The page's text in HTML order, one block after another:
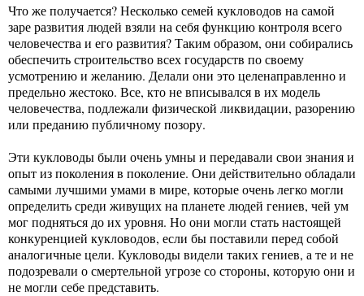
Что же получается? Несколько семей кукловодов на самой
заре развития людей взяли на себя функцию контроля всего
человечества и его развития? Таким образом, они собирались
обеспечить строительство всех государств по своему
усмотрению и желанию. Делали они это целенаправленно и
предельно жестоко. Все, кто не вписывался в их модель
человечества, подлежали физической ликвидации, разорению
или преданию публичному позору.
Эти кукловоды были очень умны и передавали свои знания и
опыт из поколения в поколение. Они действительно обладали
самыми лучшими умами в мире, которые очень легко могли
определить среди живущих на планете людей гениев, чей ум
мог подняться до их уровня. Но они могли стать настоящей
конкуренцией кукловодов, если бы поставили перед собой
аналогичные цели. Кукловоды видели таких гениев, а те и не
подозревали о смертельной угрозе со стороны, которую они и
не могли себе представить.